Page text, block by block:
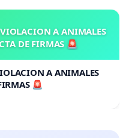
A ANIMALES
DE FIRMAS 🚨
A ANIMALES
🚨